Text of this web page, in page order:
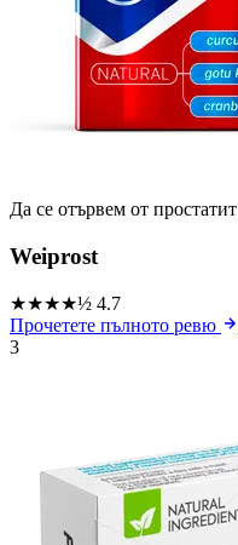
Да се ​​отървем от простатит
Weiprost
★★★★½ 4.7
Прочетете пълното ревю
3